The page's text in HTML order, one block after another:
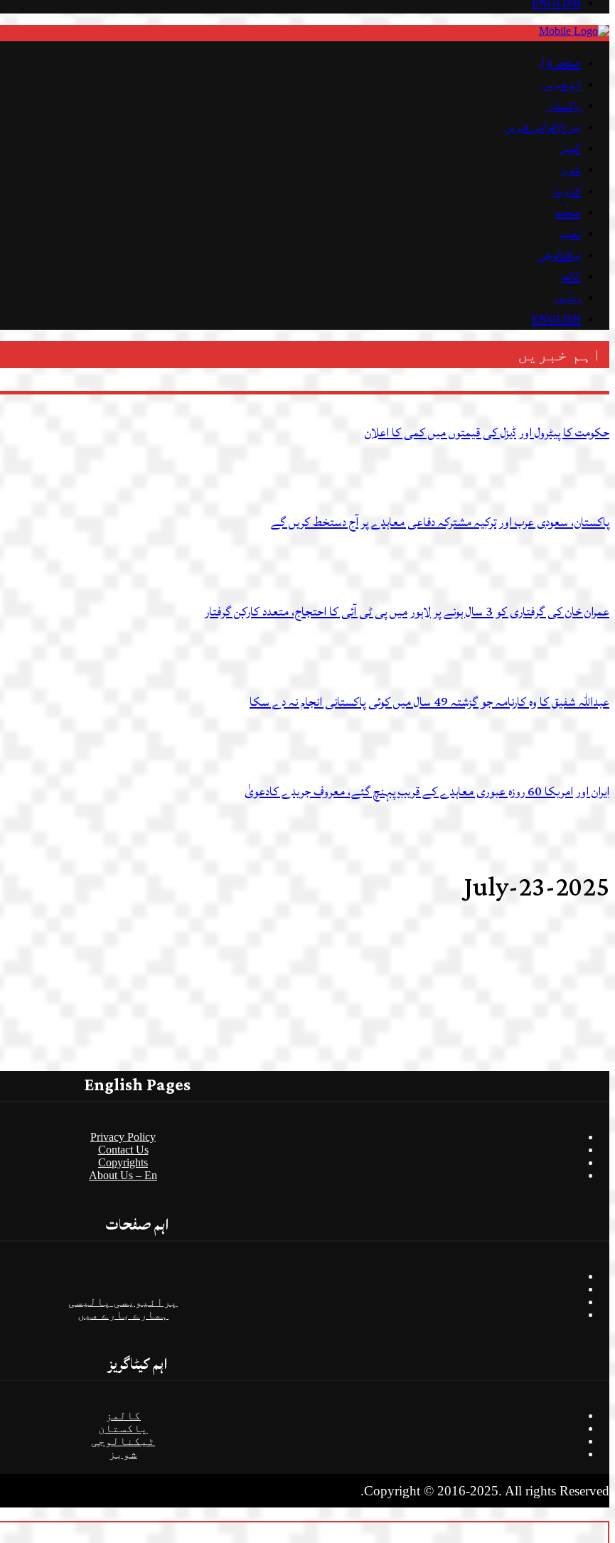
صفحہ اوّل
اہم خبریں
پاکستان
بین الاقوامی خبریں
کھیل
شوبز
کاروبار
صحت
تعلیم
ٹیکنالوجی
کالمز
ویڈیوز
ENGLISH
اہم خبریں
حکومت کا پیٹرول اور ڈیزل کی قیمتوں میں کمی کا اعلان
پاکستان، سعودی عرب اور ترکیہ مشترکہ دفاعی معاہدے پر آج دستخط کریں گے
عمران خان کی گرفتاری کو 3 سال ہونے پر لاہور میں پی ٹی آئی کا احتجاج، متعدد کارکن گرفتار
عبداللہ شفیق کا وہ کارنامہ جو گزشتہ 49 سال میں کوئی پاکستانی انجام نہ دے سکا
ایران اور امریکا 60 روزہ عبوری معاہدے کے قریب پہنچ گئے، معروف جریدے کادعویٰ
2025-July-23
English Pages
Privacy Policy
Contact Us
Copyrights
About Us – En
اہم صفحات
پرائیویسی پالیسی
ہمارے بارے میں
اہم کیٹاگریز
کالمز
پاکستان
ٹیکنالوجی
شوبز
Copyright © 2016-2025. All rights Reserved.